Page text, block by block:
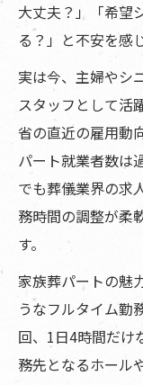
大丈夫？」「希望
る？」と不安を感
実は今、主婦やシ
スタッフとして活
省の直近の雇用動
パート就業者数は
でも葬儀業界の求
務時間の調整が柔
す。
家族葬パートの魅
うなフルタイム勤
回、1日4時間だけ
務先となるホール